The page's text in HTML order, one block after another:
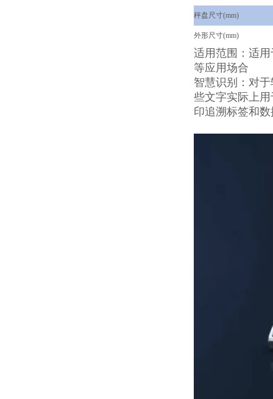
秤盘尺寸(mm)
外形尺寸(mm)
适用范围：适
等应用场合
智慧识别：对
些文字实际上
印追溯标签和